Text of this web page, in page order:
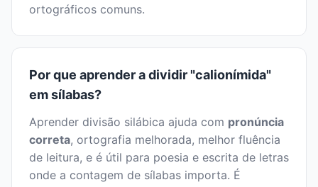
ortográficos comuns.
Por que aprender a dividir "calionímida"
em sílabas?
Aprender divisão silábica ajuda com pronúncia
correta, ortografia melhorada, melhor fluência
de leitura, e é útil para poesia e escrita de letras
onde a contagem de sílabas importa. É